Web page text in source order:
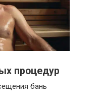
процедур
бань